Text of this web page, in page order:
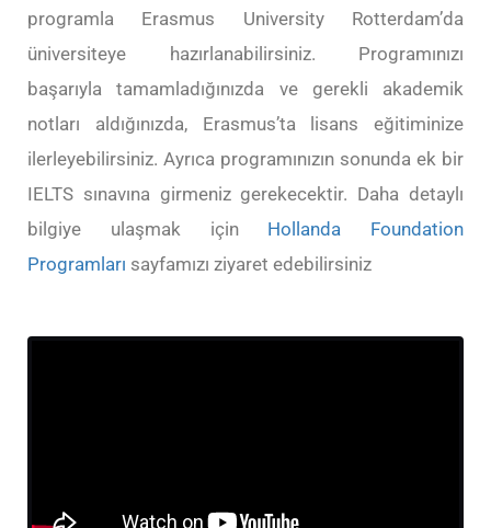
programla Erasmus University Rotterdam’da
üniversiteye hazırlanabilirsiniz. Programınızı
başarıyla tamamladığınızda ve gerekli akademik
notları aldığınızda, Erasmus’ta lisans eğitiminize
ilerleyebilirsiniz. Ayrıca programınızın sonunda ek bir
IELTS sınavına girmeniz gerekecektir. Daha detaylı
bilgiye ulaşmak için Hollanda Foundation
Programları sayfamızı ziyaret edebilirsiniz